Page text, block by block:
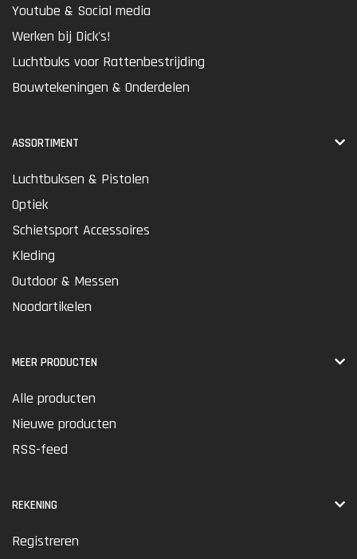
Youtube & Social media
Werken bij Dick's!
Luchtbuks voor Rattenbestrijding
Bouwtekeningen & Onderdelen
ASSORTIMENT
Luchtbuksen & Pistolen
Optiek
Schietsport Accessoires
Kleding
Outdoor & Messen
Noodartikelen
MEER PRODUCTEN
Alle producten
Nieuwe producten
RSS-feed
REKENING
Registreren